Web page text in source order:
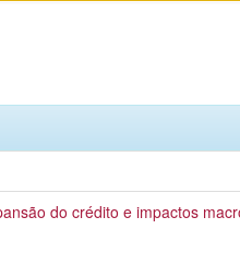
do crédito e impactos